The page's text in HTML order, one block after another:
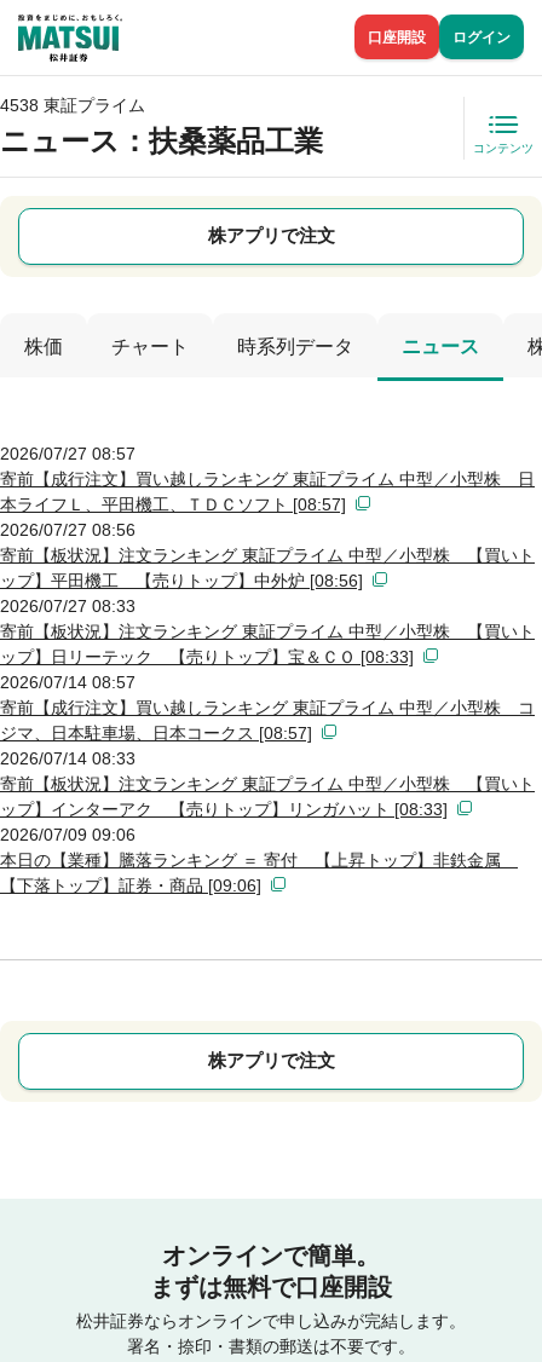
口座開設 ログイン
4538 東証プライム
ニュース ：扶桑薬品工業 コンテンツ
株アプリで注文
株価 チャート 時系列データ ニュース
2026/07/27 08:57
寄前【成行注文】買い越しランキング 東証プライム 中型／小型株 日
本ライフＬ、平田機工、ＴＤＣソフト [08:57]
2026/07/27 08:56
寄前【板状況】注文ランキング 東証プライム 中型／小型株 【買いト
ップ】平田機工 【売りトップ】中外炉 [08:56]
2026/07/27 08:33
寄前【板状況】注文ランキング 東証プライム 中型／小型株 【買いト
ップ】日リーテック 【売りトップ】宝＆ＣＯ [08:33]
2026/07/14 08:57
寄前【成行注文】買い越しランキング 東証プライム 中型／小型株 コ
ジマ、日本駐車場、日本コークス [08:57]
2026/07/14 08:33
寄前【板状況】注文ランキング 東証プライム 中型／小型株 【買いト
ップ】インターアク 【売りトップ】リンガハット [08:33]
2026/07/09 09:06
本日の【業種】騰落ランキング ＝ 寄付 【上昇トップ】非鉄金属
【下落トップ】証券・商品 [09:06]
株アプリで注文
オンラインで簡単。
まずは無料で口座開設
松井証券ならオンラインで申し込みが完結します。
署名・捺印・書類の郵送は不要です。